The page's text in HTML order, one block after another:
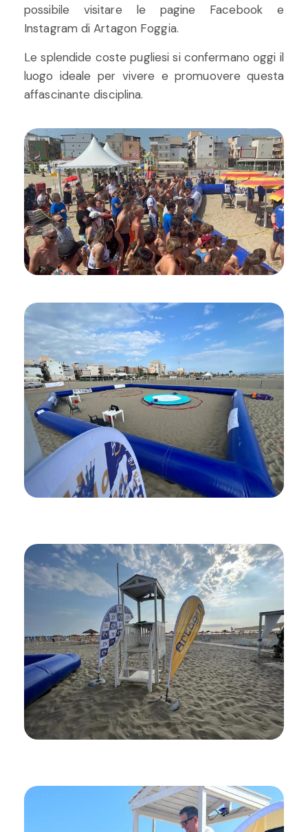
possibile visitare le pagine Facebook e
Instagram di Artagon Foggia.
Le splendide coste pugliesi si confermano oggi il
luogo ideale per vivere e promuovere questa
affascinante disciplina.